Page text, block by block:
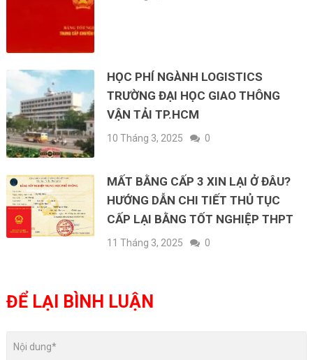
HỌC PHÍ NGÀNH LOGISTICS
TRƯỜNG ĐẠI HỌC GIAO THÔNG
VẬN TẢI TP.HCM
10 Tháng 3, 2025 0
MẤT BẰNG CẤP 3 XIN LẠI Ở ĐÂU?
HƯỚNG DẪN CHI TIẾT THỦ TỤC
CẤP LẠI BẰNG TỐT NGHIỆP THPT
11 Tháng 3, 2025 0
ĐỂ LẠI BÌNH LUẬN